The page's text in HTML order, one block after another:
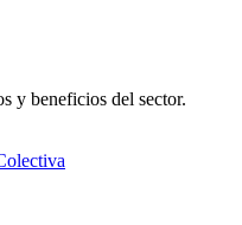
y beneficios del sector.